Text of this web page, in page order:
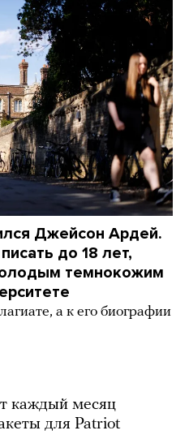
Джейсон Ардей.
до 18 лет,
темнокожим
а к его биографии
каждый месяц
для Patriot